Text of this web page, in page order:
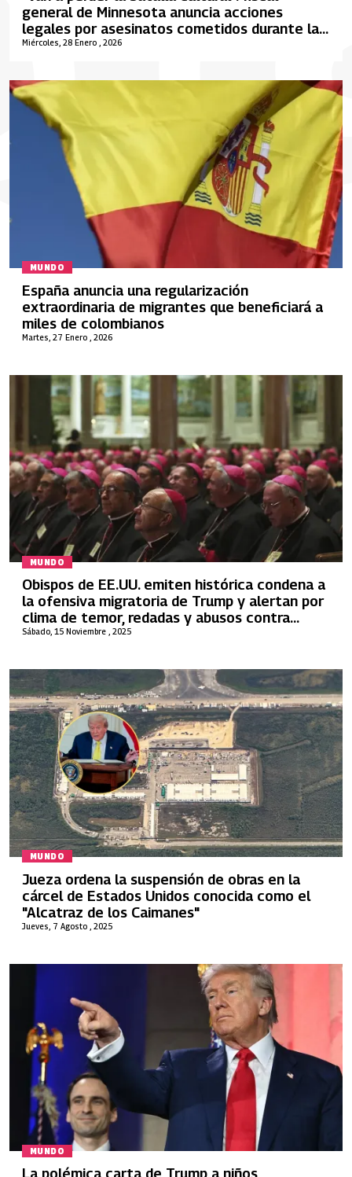
Miércoles, 28 Enero , 2026
general de Minnesota anuncia acciones
legales por asesinatos cometidos durante la
redada migratoria del ICE en Minneapolis
MUNDO
Martes, 27 Enero , 2026
España anuncia una regularización
extraordinaria de migrantes que beneficiará a
miles de colombianos
MUNDO
Sábado, 15 Noviembre , 2025
Obispos de EE.UU. emiten histórica condena a
la ofensiva migratoria de Trump y alertan por
clima de temor, redadas y abusos contra
inmigrantes
MUNDO
Jueves, 7 Agosto , 2025
Jueza ordena la suspensión de obras en la
cárcel de Estados Unidos conocida como el
"Alcatraz de los Caimanes"
MUNDO
La polémica carta de Trump a niños